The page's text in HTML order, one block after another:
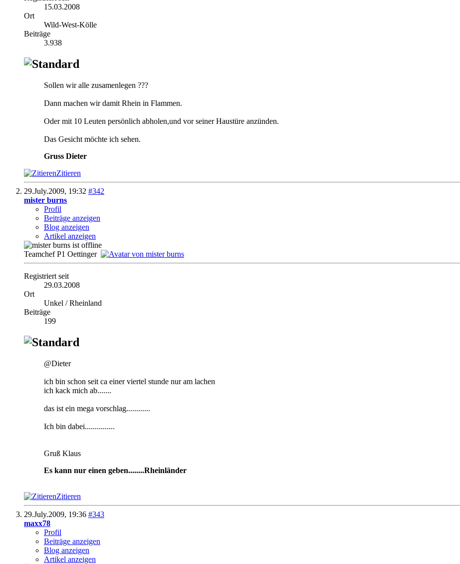
15.03.2008
Ort
Wild-West-Kölle
Beiträge
3.938
Sollen wir alle zusamenlegen ???
Dann machen wir damit Rhein in Flammen.
Oder mit 10 Leuten persönlich abholen,und vor seiner Haustüre anzünden.
Das Gesicht möchte ich sehen.
Gruss Dieter
Zitieren
29.July.2009, 19:32 #342
mister burns
Profil
Beiträge anzeigen
Blog anzeigen
Artikel anzeigen
Teamchef P1 Oettinger
Registriert seit
29.03.2008
Ort
Unkel / Rheinland
Beiträge
199
@Dieter
ich bin schon seit ca einer viertel stunde nur am lachen
ich kack mich ab.......
das ist ein mega vorschlag............
Ich bin dabei...............
Gruß Klaus
Es kann nur einen geben........Rheinländer
Zitieren
29.July.2009, 19:36 #343
maxx78
Profil
Beiträge anzeigen
Blog anzeigen
Artikel anzeigen